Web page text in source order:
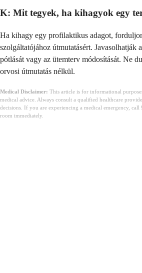
K: Mit tegyek, ha kihagyok egy
Ha kihagy egy profilaktikus adagot,
szolgáltatójához útmutatásért. Javasolhatják
pótlását vagy az ütemterv módosítását. Ne
orvosi útmutatás nélkül.
Medical Disclaimer: This article is for informational
medical advice. Always consult a qualified healthcare
decisions. If you are experiencing a medical emergency, call
room immediately.